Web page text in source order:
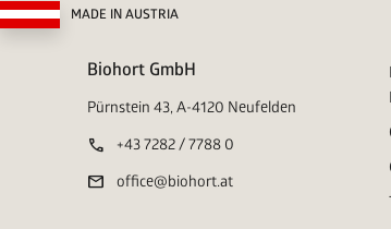
MADE IN AUSTRIA
Biohort GmbH
Pürnstein 43, A-4120 Neufelden
call +43 7282 / 7788 0
mail office@biohort.at